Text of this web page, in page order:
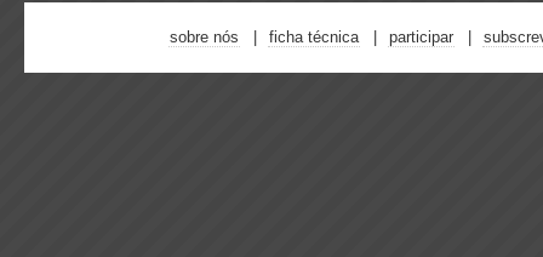
sobre nós ficha técnica participar